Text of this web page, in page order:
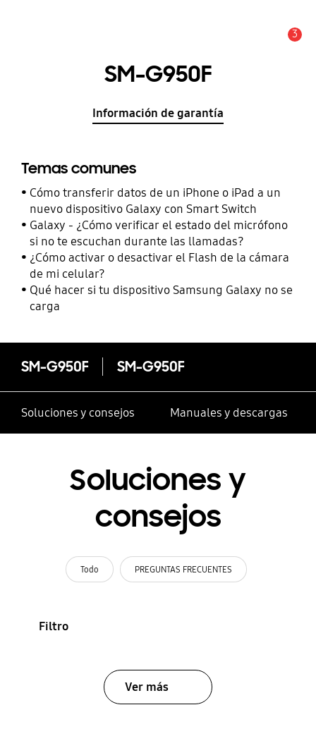
3
SM-G950F
Información de garantía
Temas comunes
Cómo transferir datos de un iPhone o iPad a un
nuevo dispositivo Galaxy con Smart Switch
Galaxy - ¿Cómo verificar el estado del micrófono
si no te escuchan durante las llamadas?
¿Cómo activar o desactivar el Flash de la cámara
de mi celular?
Qué hacer si tu dispositivo Samsung Galaxy no se
carga
SM-G950F SM-G950F
Soluciones y consejos Manuales y descargas
Soluciones y
consejos
Todo PREGUNTAS FRECUENTES
Filtro
Ver más